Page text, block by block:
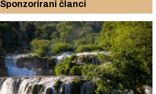
Sponzorirani članci